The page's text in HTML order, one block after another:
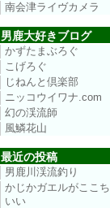
南会津ライヴカメラ
男鹿大好きブログ
かずたまぶろぐ
こげろぐ
じねんと倶楽部
ニッコウイワナ.com
幻の渓流師
風鱗花山
最近の投稿
男鹿川渓流釣り
かじかガエルがここち
いい